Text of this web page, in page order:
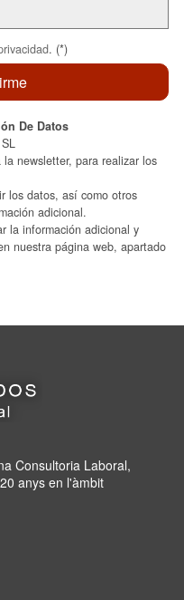
. (*)
De Datos
newsletter, para realizar los
los datos, así como otros
adicional.
la información adicional y
nuestra página web, apartado
Consultoria Laboral,
anys en l'àmbit